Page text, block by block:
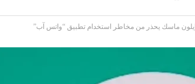
إيلون ماسك يحذر من مخاطر استخدام تطبيق “واتس آب”